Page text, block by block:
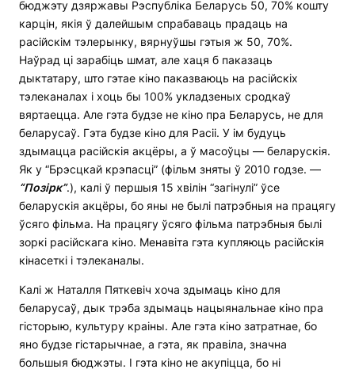
бюджэту дзяржавы Рэспубліка Беларусь 50, 70% кошту
карцін, якія ў далейшым спрабаваць прадаць на
расійскім тэлерынку, вярнуўшы гэтыя ж 50, 70%.
Наўрад ці зарабіць шмат, але хаця б паказаць
дыктатару, што гэтае кіно паказваюць на расійскіх
тэлеканалах і хоць бы 100% укладзеных сродкаў
вяртаецца. Але гэта будзе не кіно пра Беларусь, не для
беларусаў. Гэта будзе кіно для Расіі. У ім будуць
здымацца расійскія акцёры, а ў масоўцы — беларускія.
Як у “Брэсцкай крэпасці” (фільм зняты ў 2010 годзе. —
“Позірк”.), калі ў першыя 15 хвілін “загінулі” ўсе
беларускія акцёры, бо яны не былі патрэбныя на працягу
ўсяго фільма. На працягу ўсяго фільма патрэбныя былі
зоркі расійскага кіно. Менавіта гэта купляюць расійскія
кінасеткі і тэлеканалы.
Калі ж Наталля Пяткевіч хоча здымаць кіно для
беларусаў, дык трэба здымаць нацыянальнае кіно пра
гісторыю, культуру краіны. Але гэта кіно затратнае, бо
яно будзе гістарычнае, а гэта, як правіла, значна
большыя бюджэты. І гэта кіно не акупіцца, бо ні